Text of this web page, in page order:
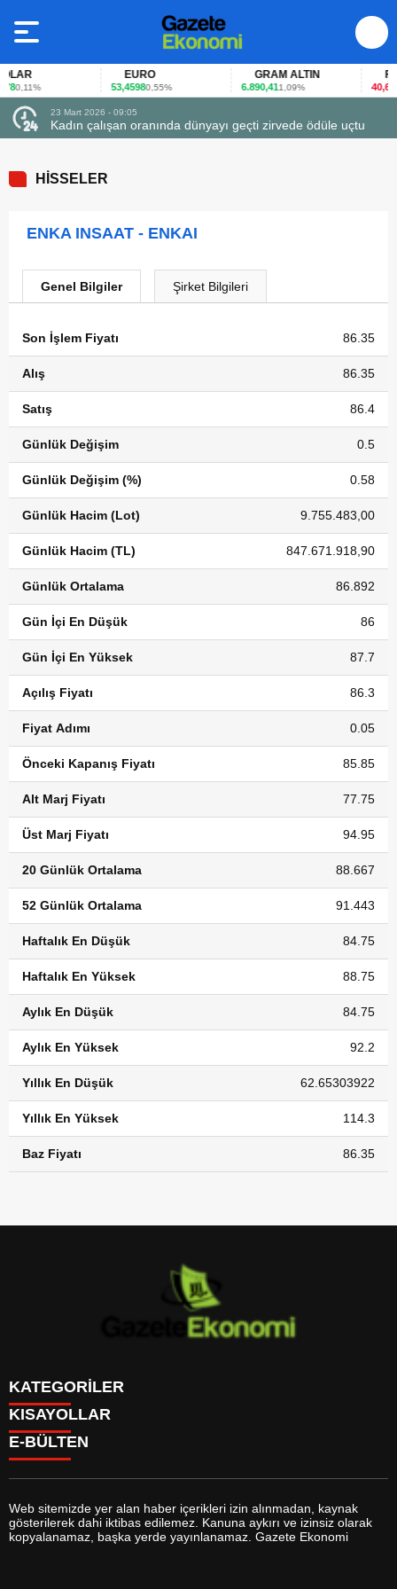
0,11%
EURO
53,45980,55%
GRAM ALTIN
6.890,411,09%
FAİZ
40,65-
23 Mart 2026 - 09:05
Kadın çalışan oranında dünyayı geçti zirvede ödüle uçtu
HİSSELER
ENKA INSAAT - ENKAI
Genel Bilgiler Şirket Bilgileri
Son İşlem Fiyatı 86.35
Alış 86.35
Satış 86.4
Günlük Değişim 0.5
Günlük Değişim (%) 0.58
Günlük Hacim (Lot) 9.755.483,00
Günlük Hacim (TL) 847.671.918,90
Günlük Ortalama 86.892
Gün İçi En Düşük 86
Gün İçi En Yüksek 87.7
Açılış Fiyatı 86.3
Fiyat Adımı 0.05
Önceki Kapanış Fiyatı 85.85
Alt Marj Fiyatı 77.75
Üst Marj Fiyatı 94.95
20 Günlük Ortalama 88.667
52 Günlük Ortalama 91.443
Haftalık En Düşük 84.75
Haftalık En Yüksek 88.75
Aylık En Düşük 84.75
Aylık En Yüksek 92.2
Yıllık En Düşük 62.65303922
Yıllık En Yüksek 114.3
Baz Fiyatı 86.35
KATEGORİLER
GÜNDEM
DÜNYA
SİYASET
MAGAZİN
SAĞLIK
EĞİTİM
YAŞAM
KISAYOLLAR
BURÇLAR
FİKSTÜR
FİRMA EKLE
FİRMA REHBERİ
E-BÜLTEN
gazeteekonomi.com e-bültenine abone olarak, tarafınıza haber,
Web sitemizde yer alan haber içerikleri izin alınmadan, kaynak
gösterilerek dahi iktibas edilemez. Kanuna aykırı ve izinsiz olarak
kopyalanamaz, başka yerde yayınlanamaz. Gazete Ekonomi